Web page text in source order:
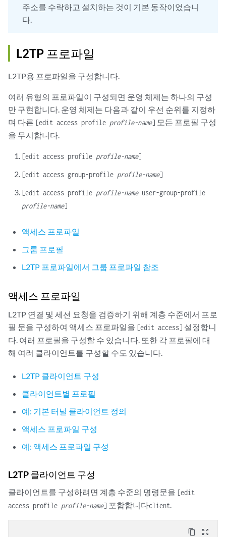
            primary-dns
primary-dns;
            primary-wins
        }
    accounting-port
port-number;
    port
port-number ;
    retry
attempts;
    secret
password
주소를 수락하고 설치하는 것이 기본 동작이었습니
다.
L2TP 프로파일
L2TP용 프로파일을 구성합니다.
여러 유형의 프로파일이 구성되면 운영 체제는 하나의 구성
만 구현합니다. 운영 체제는 다음과 같이 우선 순위를 지정하
며 다른 [edit access profile profile-name] 모든 프로필 구성
을 무시합니다.
[edit access profile profile-name]
[edit access group-profile profile-name]
[edit access profile profile-nameuser-group-profile
profile-name]
액세스 프로파일
그룹 프로필
L2TP 프로파일에서 그룹 프로파일 참조
액세스 프로파일
L2TP 연결 및 세션 요청을 검증하기 위해 계층 수준에서 프로
필 문을 구성하여 액세스 프로파일을 [edit access] 설정합니
다. 여러 프로필을 구성할 수 있습니다. 또한 각 프로필에 대
해 여러 클라이언트를 구성할 수도 있습니다.
L2TP 클라이언트 구성
클라이언트별 프로필
예: 기본 터널 클라이언트 정의
액세스 프로파일 구성
예: 액세스 프로파일 구성
L2TP 클라이언트 구성
클라이언트를 구성하려면 계층 수준의 명령문을 [edit
access profile profile-name] 포함합니다client.
content_copy zoom_out_map